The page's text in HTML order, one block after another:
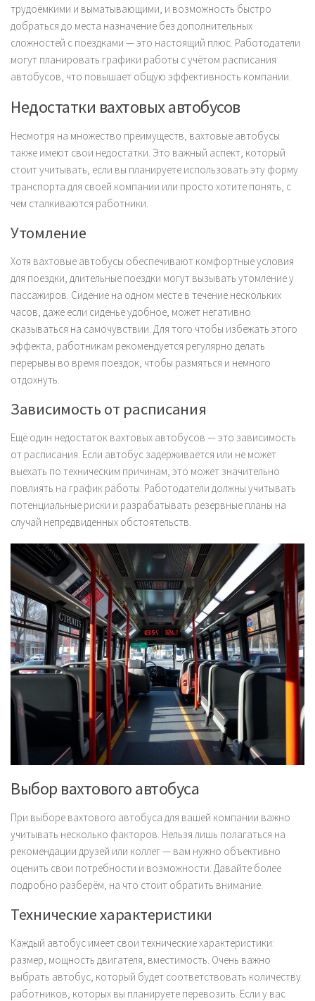
трудоёмкими и выматывающими, и возможность быстро
добраться до места назначение без дополнительных
сложностей с поездками — это настоящий плюс. Работодатели
могут планировать графики работы с учётом расписания
автобусов, что повышает общую эффективность компании.
Недостатки вахтовых автобусов
Несмотря на множество преимуществ, вахтовые автобусы
также имеют свои недостатки. Это важный аспект, который
стоит учитывать, если вы планируете использовать эту форму
транспорта для своей компании или просто хотите понять, с
чем сталкиваются работники.
Утомление
Хотя вахтовые автобусы обеспечивают комфортные условия
для поездки, длительные поездки могут вызывать утомление у
пассажиров. Сидение на одном месте в течение нескольких
часов, даже если сиденье удобное, может негативно
сказываться на самочувствии. Для того чтобы избежать этого
эффекта, работникам рекомендуется регулярно делать
перерывы во время поездок, чтобы размяться и немного
отдохнуть.
Зависимость от расписания
Ещё один недостаток вахтовых автобусов — это зависимость
от расписания. Если автобус задерживается или не может
выехать по техническим причинам, это может значительно
повлиять на график работы. Работодатели должны учитывать
потенциальные риски и разрабатывать резервные планы на
случай непредвиденных обстоятельств.
Выбор вахтового автобуса
При выборе вахтового автобуса для вашей компании важно
учитывать несколько факторов. Нельзя лишь полагаться на
рекомендации друзей или коллег — вам нужно объективно
оценить свои потребности и возможности. Давайте более
подробно разберём, на что стоит обратить внимание.
Технические характеристики
Каждый автобус имеет свои технические характеристики:
размер, мощность двигателя, вместимость. Очень важно
выбрать автобус, который будет соответствовать количеству
работников, которых вы планируете перевозить. Если у вас